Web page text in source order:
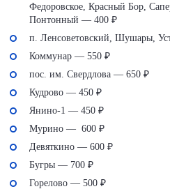
Федоровское, Красный Бор,
Понтонный — 400 ₽
п. Ленсоветовский, Шушары,
Коммунар — 550 ₽
пос. им. Свердлова — 650 ₽
Кудрово — 450 ₽
Янино-1 — 450 ₽
Мурино — 600 ₽
Девяткино — 600 ₽
Бугры — 700 ₽
Горелово — 500 ₽